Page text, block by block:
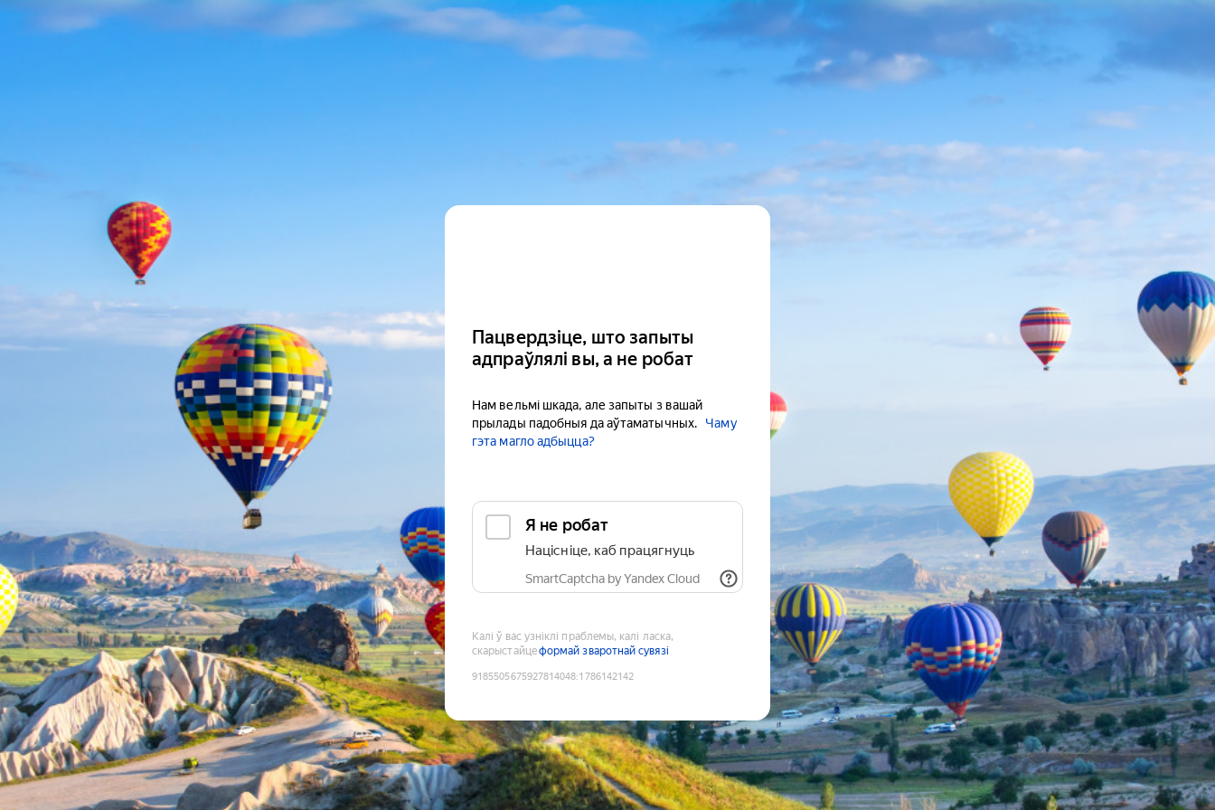
Пацвердзіце, што запыты
адпраўлялі вы, а не робат
Нам вельмі шкада, але запыты з вашай
прылады падобныя да аўтаматычных.
Чаму
гэта магло адбыцца?
Я не робат
Націсніце, каб працягнуць
SmartCaptcha by Yandex Cloud
Калі ў вас узніклі праблемы, калі ласка,
скарыстайцеформай зваротнай сувязі
9185505675927814048:1786142142